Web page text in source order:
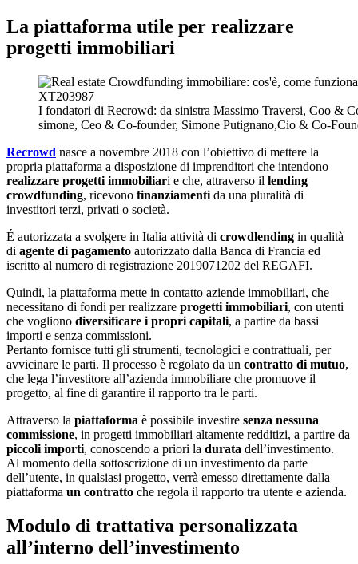
La piattaforma utile per realizzare
progetti immobiliari
I fondatori di Recrowd: da sinistra Massimo Traversi, Coo &
simone, Ceo & Co-founder, Simone Putignano,Cio & Co-
Recrowd nasce a novembre 2018 con l’obiettivo di mettere la
propria piattaforma a disposizione di imprenditori che intendono
realizzare progetti immobiliari e che, attraverso il lending
crowdfunding, ricevono finanziamenti da una pluralità di
investitori terzi, privati o società.
É autorizzata a svolgere in Italia attività di crowdlending in qualità
di agente di pagamento autorizzato dalla Banca di Francia ed
iscritto al numero di registrazione 2019071202 del REGAFI.
Quindi, la piattaforma mette in contatto aziende immobiliari, che
necessitano di fondi per realizzare progetti immobiliari, con utenti
che vogliono diversificare i propri capitali, a partire da bassi
importi e senza commissioni.
Pertanto fornisce tutti gli strumenti, tecnologici e contrattuali, per
avvicinare le parti. Il processo è regolato da un contratto di mutuo,
che lega l’investitore all’azienda immobiliare che promuove il
progetto, al fine di garantire il rapporto tra le parti.
Attraverso la piattaforma è possibile investire senza nessuna
commissione, in progetti immobiliari altamente redditizi, a partire da
piccoli importi, conoscendo a priori la durata dell’investimento.
Al momento della sottoscrizione di un investimento da parte
dell’utente, in qualsiasi progetto, verrà emesso direttamente dalla
piattaforma un contratto che regola il rapporto tra utente e azienda.
Modulo di trattativa personalizzata
all’interno dell’investimento